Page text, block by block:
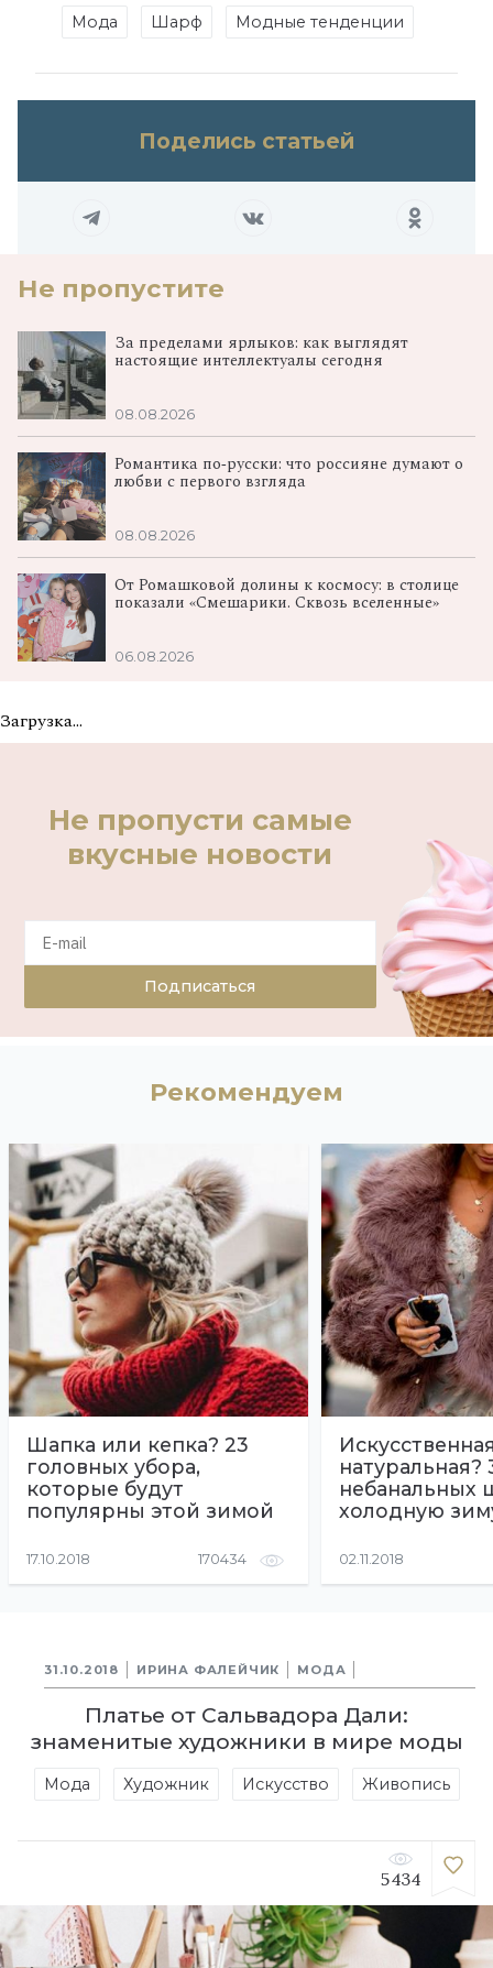
Мода Шарф Модные тенденции
Поделись статьей
Не пропустите
За пределами ярлыков: как выглядят
настоящие интеллектуалы сегодня
08.08.2026
Романтика по‑русски: что россияне думают о
любви с первого взгляда
08.08.2026
От Ромашковой долины к космосу: в столице
показали «Смешарики. Сквозь вселенные»
06.08.2026
Загрузка...
Не пропусти самые
вкусные новости
Подписаться
Рекомендуем
Шапка или кепка? 23
головных убора,
которые будут
популярны этой зимой
17.10.2018 170434
натуральная?
небанальных
холодную
02.11.2018
31.10.2018 ИРИНА ФАЛЕЙЧИК МОДА
Платье от Сальвадора Дали:
знаменитые художники в мире моды
Мода Художник Искусство Живопись
5434